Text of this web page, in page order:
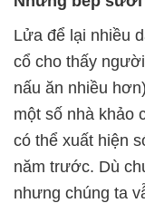
Lửa để lại nhiều
cổ cho thấy
nấu ăn nhiều
một số nhà khảo
có thể xuất hiện
năm trước. Dù
nhưng chúng ta